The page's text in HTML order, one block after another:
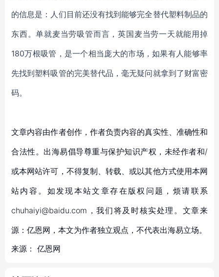
的信息是：人们目前还没有找到能够完全替代塑料制品的
东西。单就麦当劳吸管而言，英国麦当劳一天就能用掉
180万根吸管，是一个相当庞大的市场，如果有人能够率
先找到塑料吸管的完美替代品，毫无疑问就拿到了财富密
码。
文章内容由作者创作，作者负责内容的真实性、准确性和
合法性。出海易倡导尊重与保护知识产权，未经作者和/
或本网站许可，不得复制、转载、或以其他方式使用本网
站内容。如发现本站文章存在版权问题，烦请联系
chuhaiyi@baidu.com，我们将及时核实处理。文章来
源：亿恩网，本文为作者独立观点，不代表出海易立场。
来源： 亿恩网